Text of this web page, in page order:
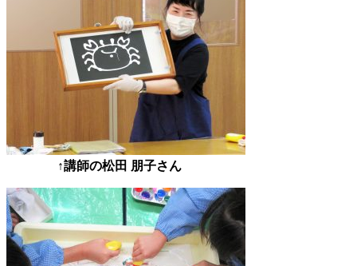
↑講師の松田 朋子さん